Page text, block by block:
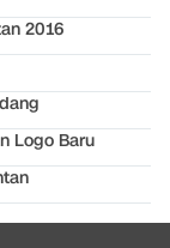
2016
Logo Baru